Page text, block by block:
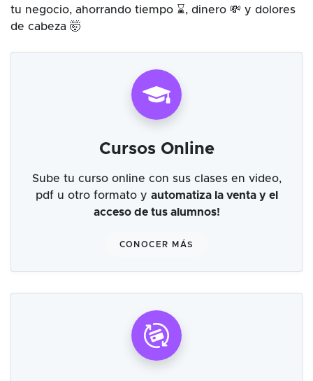
tu negocio, ahorrando tiempo ⌛, dinero 💸 y dolores
de cabeza 🤯
Cursos Online
Sube tu curso online con sus clases en video,
pdf u otro formato y automatiza la venta y el
acceso de tus alumnos!
CONOCER MÁS